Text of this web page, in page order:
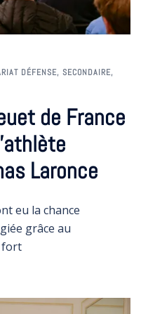
DÉFENSE, SECONDAIRE,
de France
Laronce
eu la chance
grâce au
fort